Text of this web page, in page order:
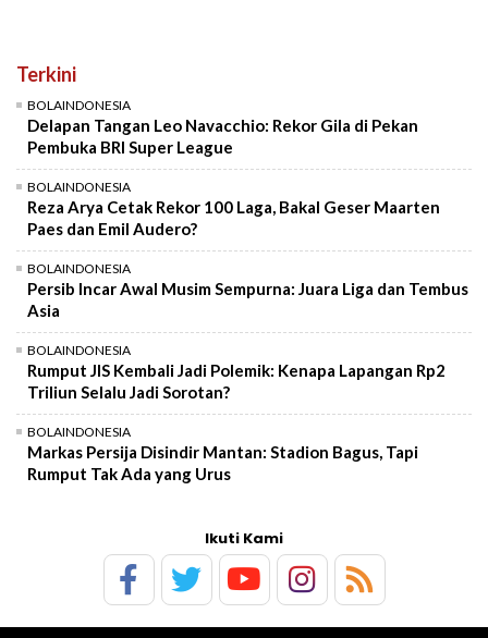
Terkini
BOLAINDONESIA
Delapan Tangan Leo Navacchio: Rekor Gila di Pekan
Pembuka BRI Super League
BOLAINDONESIA
Reza Arya Cetak Rekor 100 Laga, Bakal Geser Maarten
Paes dan Emil Audero?
BOLAINDONESIA
Persib Incar Awal Musim Sempurna: Juara Liga dan Tembus
Asia
BOLAINDONESIA
Rumput JIS Kembali Jadi Polemik: Kenapa Lapangan Rp2
Triliun Selalu Jadi Sorotan?
BOLAINDONESIA
Markas Persija Disindir Mantan: Stadion Bagus, Tapi
Rumput Tak Ada yang Urus
Ikuti Kami